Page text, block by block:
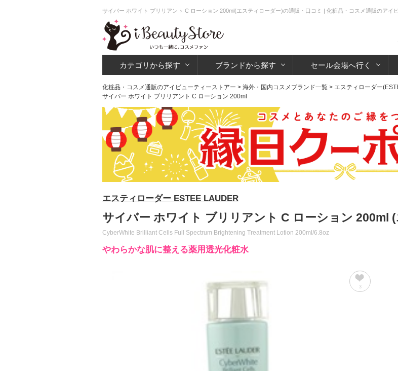
サイバー ホワイト ブリリアント C ローション 200ml(エスティローダー)の通販・口コミ | 化粧品・コスメ通販のアイ
カテゴリから探す ブランドから探す セール会場へ行く
化粧品・コスメ通販のアイビューティーストアー > 海外・国内コスメブランド一覧 > エスティローダー
サイバー ホワイト ブリリアント C ローション 200ml
エスティローダー ESTEE LAUDER
サイバー ホワイト ブリリアント C ローション 200ml
CyberWhite Brilliant Cells Full Spectrum Brightening Treatment Lotion 200ml/6.8oz
やわらかな肌に整える薬用透光化粧水
3